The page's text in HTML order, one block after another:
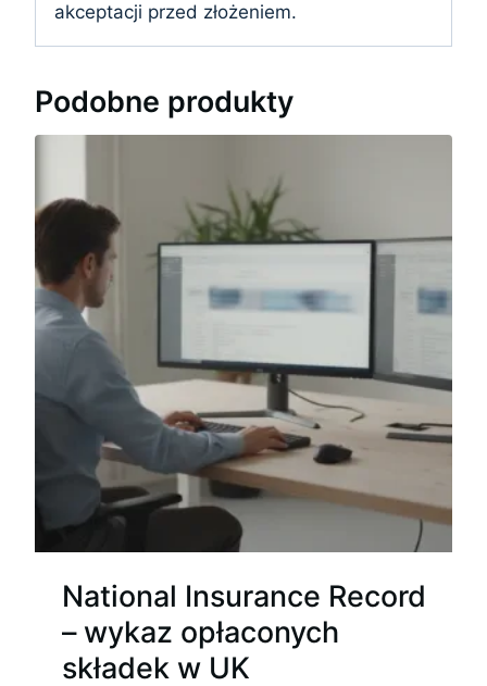
akceptacji przed złożeniem.
Podobne produkty
National Insurance Record
– wykaz opłaconych
składek w UK